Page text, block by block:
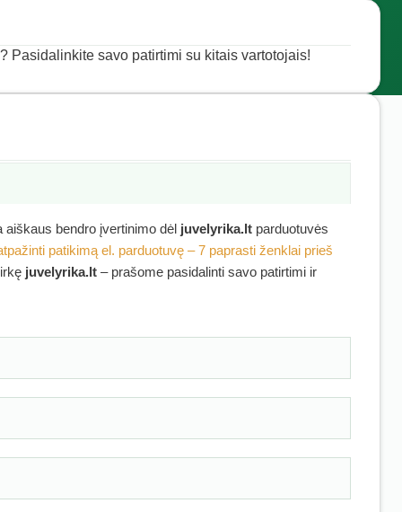
Pasidalinkite savo patirtimi su kitais vartotojais!
aiškaus bendro įvertinimo dėl juvelyrika.lt parduotuvės
patikimą el. parduotuvę – 7 paprasti ženklai prieš
juvelyrika.lt – prašome pasidalinti savo patirtimi ir